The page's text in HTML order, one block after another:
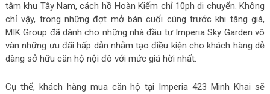
tâm khu Tây Nam, cách hồ Hoàn Kiếm chỉ 10ph di chuyển. Không
chỉ vậy, trong những đợt mở bán cuối cùng trước khi tăng giá,
MIK Group đã dành cho những nhà đầu tư Imperia Sky Garden vô
vàn những ưu đãi hấp dẫn nhằm tạo điều kiện cho khách hàng dễ
dàng sở hữu căn hộ nội đô với mức giá hời nhất.
Cụ thể, khách hàng mua căn hộ tại Imperia 423 Minh Khai sẽ